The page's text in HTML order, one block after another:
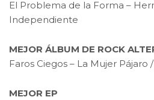
El Problema de la Forma –
Independiente
MEJOR ÁLBUM DE ROCK
Faros Ciegos – La Mujer Pájaro
MEJOR EP